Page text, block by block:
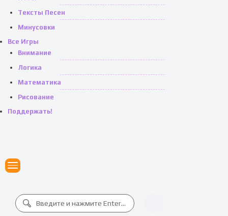
Тексты Песен
Минусовки
Все Игры
Внимание
Логика
Математика
Рисование
Поддержать!